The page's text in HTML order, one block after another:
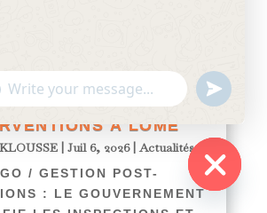
INTENSIFIE
INSPECTIONS ET
DE NOUVELLES
À LOMÉ
| Juil 6, 2026|Actualités
/ GESTION POST-
: LE GOUVERNEMENT
undefined